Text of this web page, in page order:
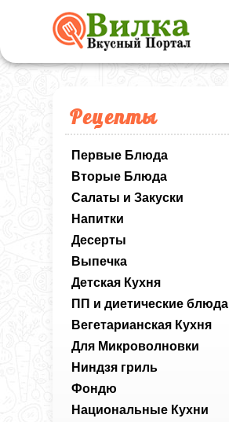
Рецепты
Первые Блюда
Вторые Блюда
Салаты и Закуски
Напитки
Десерты
Выпечка
Детская Кухня
ПП и диетические блюда
Вегетарианская Кухня
Для Микроволновки
Ниндзя гриль
Фондю
Национальные Кухни